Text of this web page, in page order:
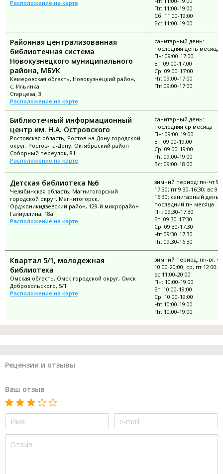
Расположение на карте
Пт: 11:00-19:00
Сб: 11:00-19:00
Вс: 11:00-19:00
Районная централизованная
библиотечная система
Новокузнецкого муниципального
района, МБУК
Кемеровская область, Новокузнецкий район,
с. Ильинка
Старцева, 3
Расположение на карте
санитарный день:
последняя день месяца
Пн: 09:00-17:00
Вт: 09:00-17:00
Ср: 09:00-17:00
Чт: 09:00-17:00
Пт: 09:00-17:00
Библиотечный информационный
центр им. Н.А. Островского
Ростовская область, Ростов-на-Дону городской
округ, Ростов-на-Дону, Октябрьский район
Соборный переулок, 81
Расположение на карте
санитарный день:
последняя ср месяца
Пн: 09:00-19:00
Вт: 09:00-19:00
Ср: 09:00-19:00
Чт: 09:00-19:00
Вс: 09:00-18:00
Детская библиотека №6
Челябинская область, Магнитогорский
городской округ, Магнитогорск,
Орджоникидзевский район, 129-й микрорайон
Галиуллина, 18а
Расположение на карте
зимний период: пн-чт
17:30; пт 9:30-16:30; вс
16:30; санитарный день:
последний пн месяца
Пн: 09:30-17:30
Вт: 09:30-17:30
Ср: 09:30-17:30
Чт: 09:30-17:30
Пт: 09:30-16:30
Квартал 5/1, молодежная
библиотека
Омская область, Омск городской округ, Омск
Добровольского, 5/1
Расположение на карте
зимний период: пн-вт, чт
10:00-20:00; ср, пт 12:00-
вс 11:00-20:00
Пн: 10:00-19:00
Вт: 10:00-19:00
Ср: 10:00-19:00
Чт: 10:00-19:00
Пт: 10:00-19:00
Рецензии и отзывы
Ваш отзыв